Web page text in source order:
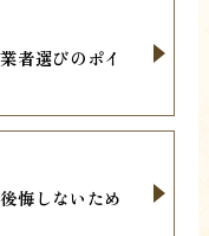
者選びのポイ
悔しないため